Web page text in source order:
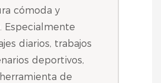
cómoda y
Especialmente
diarios, trabajos
deportivos,
de